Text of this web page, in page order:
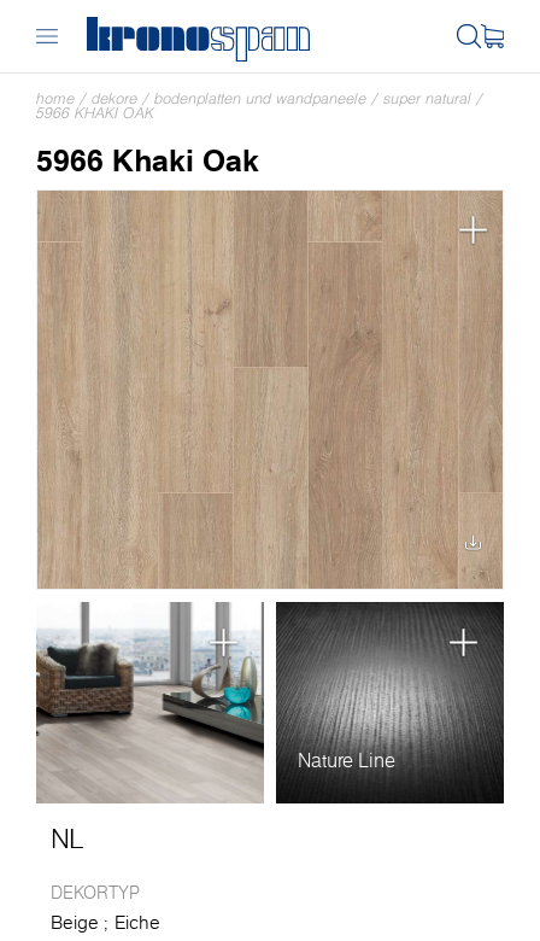
home / dekore / bodenplatten und wandpaneele / super natural /
5966 KHAKI OAK
5966 Khaki Oak
Nature Line
NL
DEKORTYP
Beige Eiche